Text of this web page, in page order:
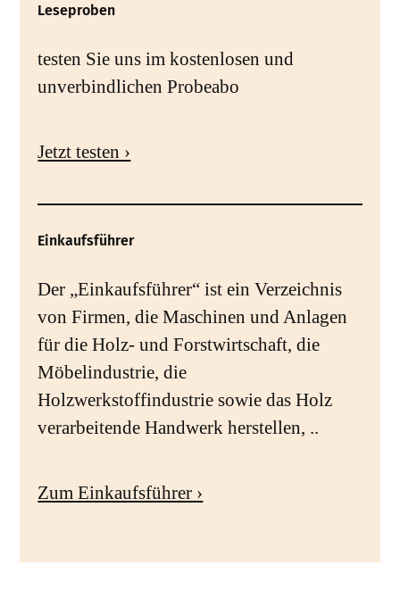
Leseproben
testen Sie uns im kostenlosen und
unverbindlichen Probeabo
Jetzt testen ›
Einkaufsführer
Der „Einkaufsführer“ ist ein Verzeichnis
von Firmen, die Maschinen und Anlagen
für die Holz- und Forstwirtschaft, die
Möbelindustrie, die
Holzwerkstoffindustrie sowie das Holz
verarbeitende Handwerk herstellen, ..
Zum Einkaufsführer ›